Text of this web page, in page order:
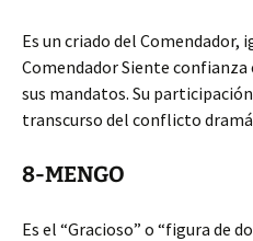
Es un criado del Comendador,
Comendador Siente
sus mandatos. Su
transcurso del conflicto
8-MENGO
Es el “Gracioso” o “figura de